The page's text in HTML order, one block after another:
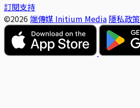
訂閱支持
©2026 端傳媒 Initium Media 隱私政策